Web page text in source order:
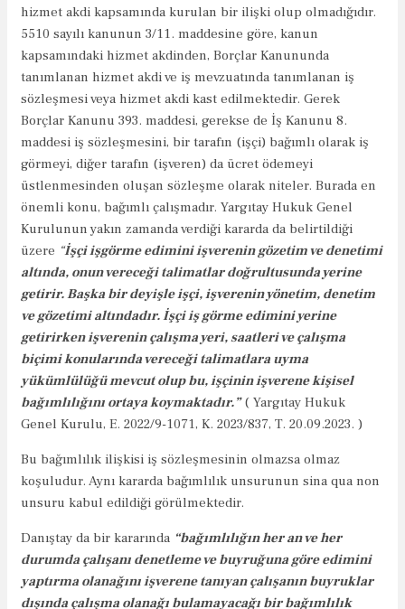
hizmet akdi kapsamında kurulan bir ilişki olup olmadığıdır.
5510 sayılı kanunun 3/11. maddesine göre, kanun
kapsamındaki hizmet akdinden, Borçlar Kanununda
tanımlanan hizmet akdi ve iş mevzuatında tanımlanan iş
sözleşmesi veya hizmet akdi kast edilmektedir. Gerek
Borçlar Kanunu 393. maddesi, gerekse de İş Kanunu 8.
maddesi iş sözleşmesini, bir tarafın (işçi) bağımlı olarak iş
görmeyi, diğer tarafın (işveren) da ücret ödemeyi
üstlenmesinden oluşan sözleşme olarak niteler. Burada en
önemli konu, bağımlı çalışmadır. Yargıtay Hukuk Genel
Kurulunun yakın zamanda verdiği kararda da belirtildiği
üzere “İşçi işgörme edimini işverenin gözetim ve denetimi
altında, onun vereceği talimatlar doğrultusunda yerine
getirir. Başka bir deyişle işçi, işverenin yönetim, denetim
ve gözetimi altındadır. İşçi iş görme edimini yerine
getirirken işverenin çalışma yeri, saatleri ve çalışma
biçimi konularında vereceği talimatlara uyma
yükümlülüğü mevcut olup bu, işçinin işverene kişisel
bağımlılığını ortaya koymaktadır.” ( Yargıtay Hukuk
Genel Kurulu, E. 2022/9-1071, K. 2023/837, T. 20.09.2023. )
Bu bağımlılık ilişkisi iş sözleşmesinin olmazsa olmaz
koşuludur. Aynı kararda bağımlılık unsurunun sina qua non
unsuru kabul edildiği görülmektedir.
Danıştay da bir kararında “bağımlılığın her an ve her
durumda çalışanı denetleme ve buyruğuna göre edimini
yaptırma olanağını işverene tanıyan çalışanın buyruklar
dışında çalışma olanağı bulamayacağı bir bağımlılık